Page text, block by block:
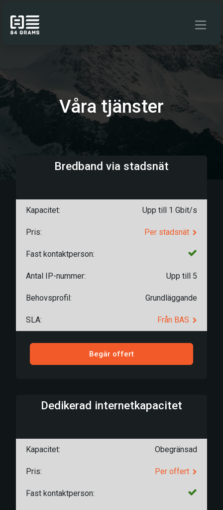
Våra tjänster
Bredband via stadsnät
Kapacitet: Upp till 1 Gbit/s
Pris: Per stadsnät
Fast kontaktperson:
Antal IP-nummer: Upp till 5
Behovsprofil: Grundläggande
SLA: Från BAS
Begär offert
Dedikerad internetkapacitet
Kapacitet: Obegränsad
Pris: Per offert
Fast kontaktperson: